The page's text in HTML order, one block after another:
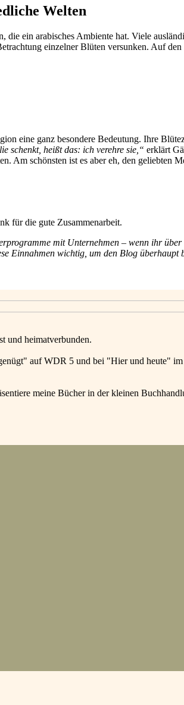
Welten
ein arabisches Ambiente hat. Viele
einzelner Blüten versunken. Auf
eine ganz besondere Bedeutung. Ihre
schenkt, heißt das: ich verehre sie,“ erklärt
Am schönsten ist es aber eh, den geliebten
für die gute Zusammenarbeit.
mit Unternehmen – wenn ihr
Einnahmen wichtig, um den Blog überhaupt
und heimatverbunden.
auf WDR 5 und bei "Hier und heute"
meine Bücher in der kleinen